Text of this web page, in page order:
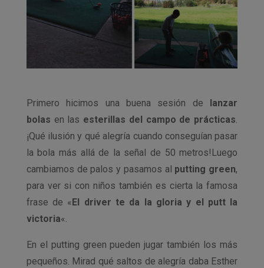
Primero hicimos una buena sesión de
lanzar
bolas en las esterillas del campo de prácticas.
¡Qué ilusión y qué alegría cuando conseguían pasar
la bola más allá de la señal de 50 metros!Luego
cambiamos de palos y pasamos al putting green,
para ver si con niños también es cierta la famosa
frase de « El driver te da la gloria y el putt la
victoria«.
En el putting green pueden jugar también los más
pequeños. Mirad qué saltos de alegría daba Esther